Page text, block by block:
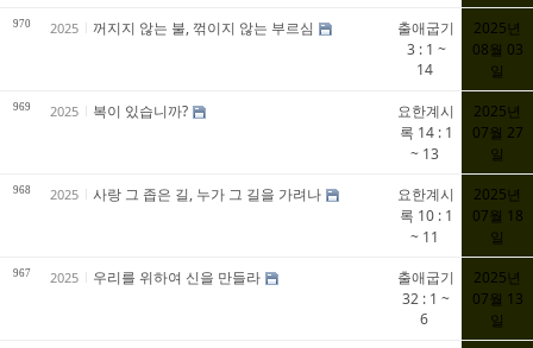
970 2025 꺼지지 않는 불, 꺾이지 않는 부르심
출애굽기
3 : 1 ~
14
2025년
08월 03
일
969 2025 복이 있습니까?
요한계시
록 14 : 1
~ 13
2025년
07월 27
일
968 2025 사랑 그 좁은 길, 누가 그 길을 가려나
요한계시
록 10 : 1
~ 11
2025년
07월 18
일
967 2025 우리를 위하여 신을 만들라
출애굽기
32 : 1 ~
6
2025년
07월 13
일